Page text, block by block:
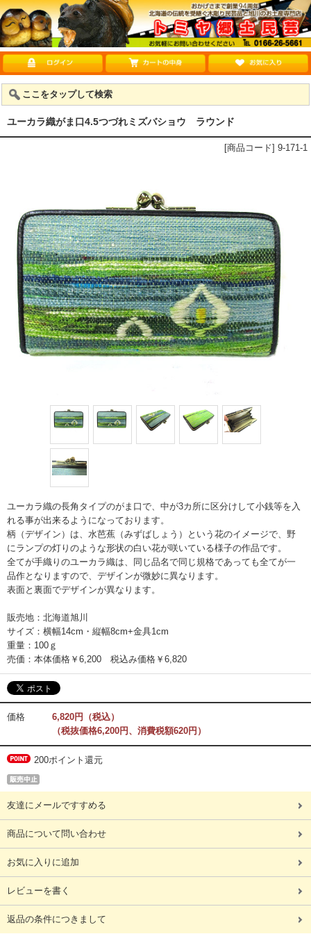
ここをタップして検索
ユーカラ織がま口4.5つづれミズバショウ ラウンド
[商品コード] 9-171-1
ユーカラ織の長角タイプのがま口で、中が3カ所に区分けして小銭等を入
れる事が出来るようになっております。
柄（デザイン）は、水芭蕉（みずばしょう）という花のイメージで、野
にランプの灯りのような形状の白い花が咲いている様子の作品です。
全てが手織りのユーカラ織は、同じ品名で同じ規格であっても全てが一
品作となりますので、デザインが微妙に異なります。
表面と裏面でデザインが異なります。
販売地：北海道旭川
サイズ：横幅14cm・縦幅8cm+金具1cm
重量：100ｇ
売価：本体価格￥6,200 税込み価格￥6,820
価格
6,820円（税込）
（税抜価格6,200円、消費税額620円）
200ポイント還元
友達にメールですすめる
商品について問い合わせ
お気に入りに追加
レビューを書く
返品の条件につきまして